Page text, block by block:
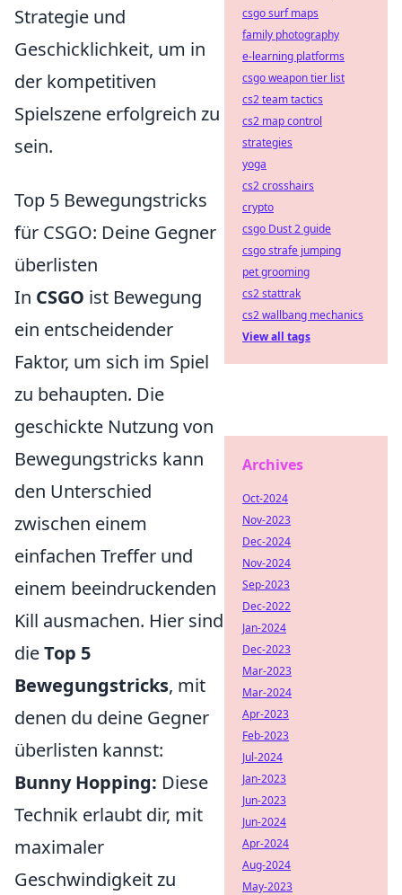
Strategie und
Geschicklichkeit, um in
der kompetitiven
Spielszene erfolgreich zu
sein.
Top 5 Bewegungstricks
für CSGO: Deine Gegner
überlisten
In CSGO ist Bewegung
ein entscheidender
Faktor, um sich im Spiel
zu behaupten. Die
geschickte Nutzung von
Bewegungstricks kann
den Unterschied
zwischen einem
einfachen Treffer und
einem beeindruckenden
Kill ausmachen. Hier sind
dieTop 5
Bewegungstricks, mit
denen du deine Gegner
überlisten kannst:
Bunny Hopping: Diese
Technik erlaubt dir, mit
maximaler
Geschwindigkeit zu
csgo surf maps
family photography
e-learning platforms
csgo weapon tier list
cs2 team tactics
cs2 map control
strategies
yoga
cs2 crosshairs
crypto
csgo Dust 2 guide
csgo strafe jumping
pet grooming
cs2 stattrak
cs2 wallbang mechanics
View all tags
Archives
Oct-2024
Nov-2023
Dec-2024
Nov-2024
Sep-2023
Dec-2022
Jan-2024
Dec-2023
Mar-2023
Mar-2024
Apr-2023
Feb-2023
Jul-2024
Jan-2023
Jun-2023
Jun-2024
Apr-2024
Aug-2024
May-2023